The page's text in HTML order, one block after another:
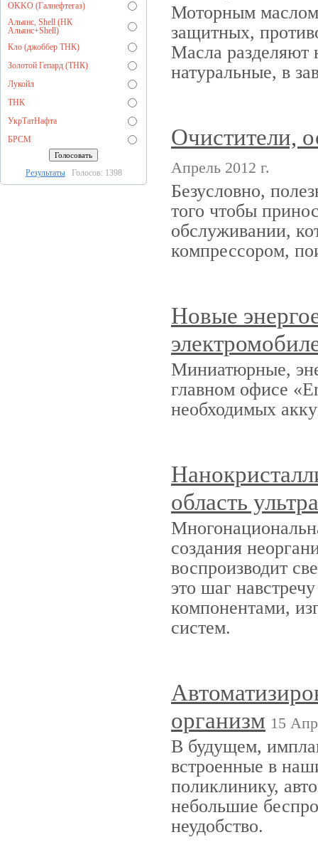
OKKO (Галнефтегаз)
Альянс, Shell (НК
Альянс+Shell)
Кло (джоббер ТНК)
Золотой Гепард (ТНК)
Лукойл
ТНК
УкрТатНафта
БРСМ
РезультатыГолосов: 1398
Моторным маслом
защитных,
Масла разделяют
натуральные, в
Очистители,
Апрель 2012 г.
Безусловно,
того чтобы
обслуживании,
компрессором,
Новые
Миниатюрные,
главном офисе
необходимых
область
создания
воспроизводит
это шаг
компонентами,
систем.
организм 15
В будущем,
встроенные в
поликлинику,
небольшие
неудобство.